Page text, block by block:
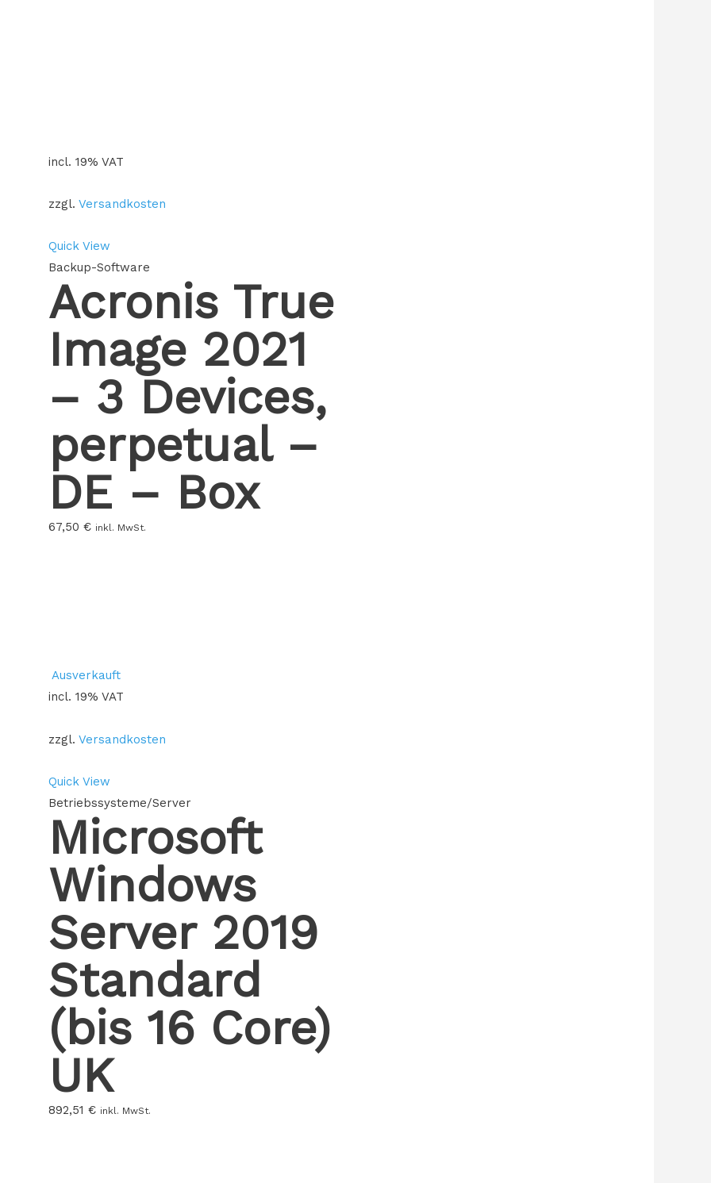
incl. 19% VAT
zzgl. Versandkosten
Quick View
Backup-Software
Acronis True
Image 2021
– 3 Devices,
perpetual –
DE – Box
67,50 € inkl. MwSt.
Ausverkauft
incl. 19% VAT
zzgl. Versandkosten
Quick View
Betriebssysteme/Server
Microsoft
Windows
Server 2019
Standard
(bis 16 Core)
UK
892,51 € inkl. MwSt.